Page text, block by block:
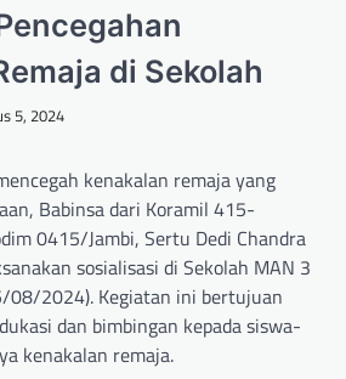
di Sekolah
5, 2024
kenakalan remaja yang
Babinsa dari Koramil 415-
0415/Jambi, Sertu Dedi Chandra
sosialisasi di Sekolah MAN 3
08/2024). Kegiatan ini bertujuan
dan bimbingan kepada siswa-
kenakalan remaja.